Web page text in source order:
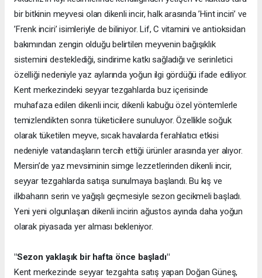
bir bitkinin meyvesi olan dikenli incir, halk arasında ’Hint inciri’ ve
’Frenk inciri’ isimleriyle de biliniyor. Lif, C vitamini ve antioksidan
bakımından zengin olduğu belirtilen meyvenin bağışıklık
sistemini desteklediği, sindirime katkı sağladığı ve serinletici
özelliği nedeniyle yaz aylarında yoğun ilgi gördüğü ifade ediliyor.
Kent merkezindeki seyyar tezgahlarda buz içerisinde
muhafaza edilen dikenli incir, dikenli kabuğu özel yöntemlerle
temizlendikten sonra tüketicilere sunuluyor. Özellikle soğuk
olarak tüketilen meyve, sıcak havalarda ferahlatıcı etkisi
nedeniyle vatandaşların tercih ettiği ürünler arasında yer alıyor.
Mersin’de yaz mevsiminin simge lezzetlerinden dikenli incir,
seyyar tezgahlarda satışa sunulmaya başlandı. Bu kış ve
ilkbaharın serin ve yağışlı geçmesiyle sezon gecikmeli başladı.
Yeni yeni olgunlaşan dikenli incirin ağustos ayında daha yoğun
olarak piyasada yer alması bekleniyor.
"Sezon yaklaşık bir hafta önce başladı"
Kent merkezinde seyyar tezgahta satış yapan Doğan Güneş,